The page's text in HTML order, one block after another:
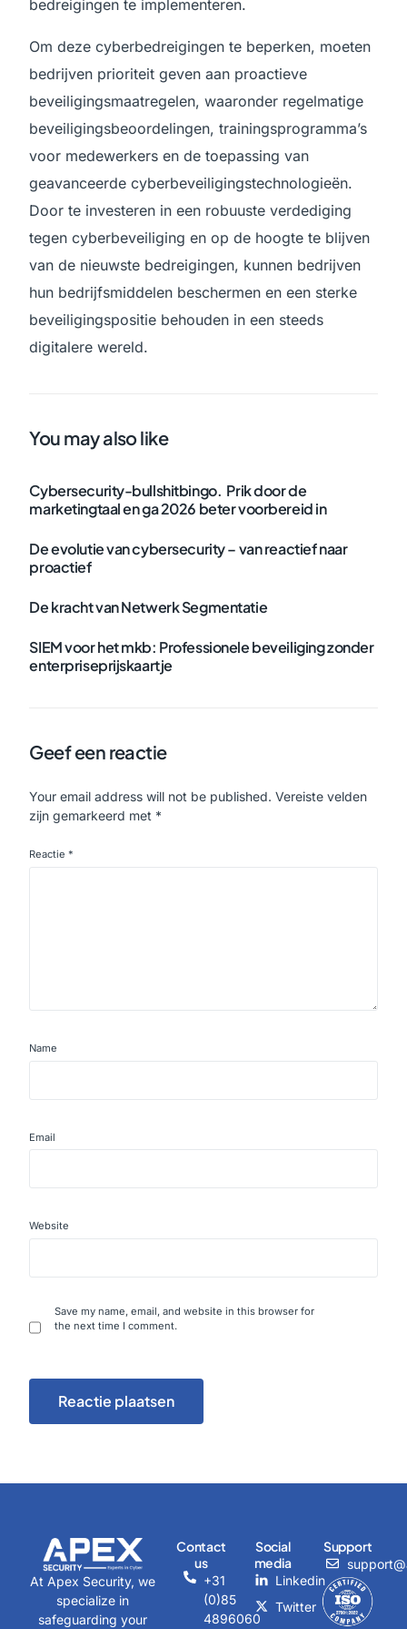
bedreigingen te implementeren.
Om deze cyberbedreigingen te beperken, moeten
bedrijven prioriteit geven aan proactieve
beveiligingsmaatregelen, waaronder regelmatige
beveiligingsbeoordelingen, trainingsprogramma’s
voor medewerkers en de toepassing van
geavanceerde cyberbeveiligingstechnologieën.
Door te investeren in een robuuste verdediging
tegen cyberbeveiliging en op de hoogte te blijven
van de nieuwste bedreigingen, kunnen bedrijven
hun bedrijfsmiddelen beschermen en een sterke
beveiligingspositie behouden in een steeds
digitalere wereld.
You may also like
Cybersecurity-bullshitbingo. Prik door de
marketingtaal en ga 2026 beter voorbereid in
De evolutie van cybersecurity – van reactief naar
proactief
De kracht van Netwerk Segmentatie
SIEM voor het mkb: Professionele beveiliging zonder
enterpriseprijskaartje
Geef een reactie
Your email address will not be published. Vereiste velden
zijn gemarkeerd met *
Reactie*
Name
Email
Website
Save my name, email, and website in this browser for
the next time I comment.
At Apex Security, we
specialize in
safeguarding your
Contact
us
+31
(0)85
4896060
Social
media
Linkedin
Twitter
Support